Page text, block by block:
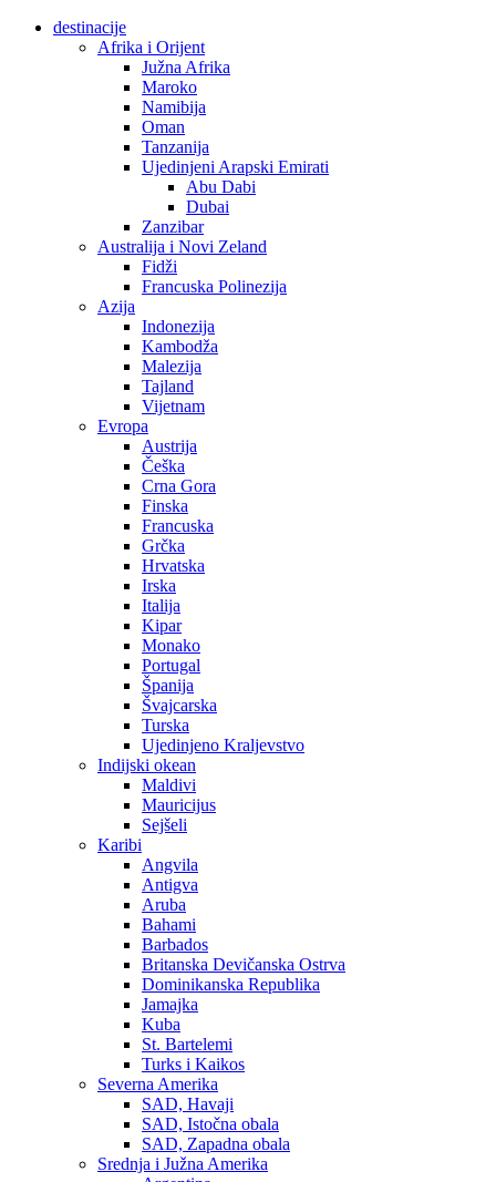
destinacije
Afrika i Orijent
Južna Afrika
Maroko
Namibija
Oman
Tanzanija
Ujedinjeni Arapski Emirati
Abu Dabi
Dubai
Zanzibar
Australija i Novi Zeland
Fidži
Francuska Polinezija
Azija
Indonezija
Kambodža
Malezija
Tajland
Vijetnam
Evropa
Austrija
Češka
Crna Gora
Finska
Francuska
Grčka
Hrvatska
Irska
Italija
Kipar
Monako
Portugal
Španija
Švajcarska
Turska
Ujedinjeno Kraljevstvo
Indijski okean
Maldivi
Mauricijus
Sejšeli
Karibi
Angvila
Antigva
Aruba
Bahami
Barbados
Britanska Devičanska Ostrva
Dominikanska Republika
Jamajka
Kuba
St. Bartelemi
Turks i Kaikos
Severna Amerika
SAD, Havaji
SAD, Istočna obala
SAD, Zapadna obala
Srednja i Južna Amerika